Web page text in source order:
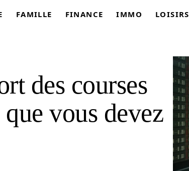
FAMILLE FINANCE IMMO LOISIRS
des courses
vous devez